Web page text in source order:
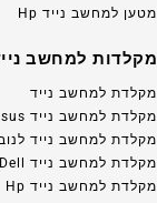
מטען למחשב נייד Hp
מקלדות למחשב
מקלדת למחשב נייד
מקלדת למחשב נייד Asus
מקלדת למחשב נייד
מקלדת למחשב נייד Dell
מקלדת למחשב נייד Hp